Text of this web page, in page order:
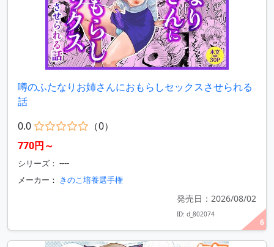
6
噂のふたなりお姉さんにおもらしセックスさせられる
話
0.0
（0）
770円～
シリーズ： ----
メーカー： きのこ培養選手権
発売日：2026/08/02
ID: d_802074